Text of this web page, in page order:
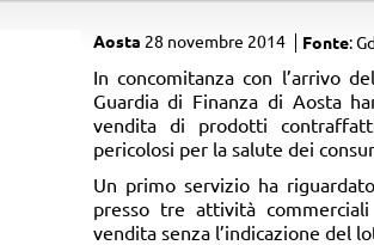
Aosta 28 novembre 2014 Fonte:
​In concomitanza con l’arrivo
Guardia di Finanza di Aosta
vendita di prodotti
pericolosi per la salute dei
Un primo servizio ha
presso tre attività
vendita senza l’indicazione del